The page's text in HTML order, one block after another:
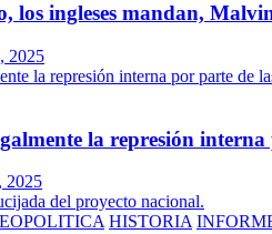
los ingleses mandan,
2025
la represión interna
2025
HISTORIA